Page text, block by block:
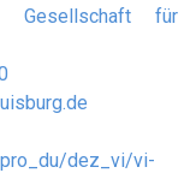
Gesellschaft für
dez_vi/vi-